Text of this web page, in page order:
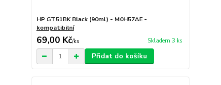
HP GT51BK Black (90ml) - M0H57AE -
kompatibilní
69,00 Kč/ks Skladem 3 ks
Přidat do košíku